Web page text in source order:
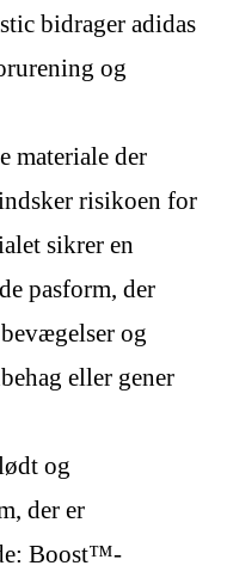
bidrager adidas
og
materiale der
risikoen for
sikrer en
pasform, der
og
eller gener
og
der er
Boost™-